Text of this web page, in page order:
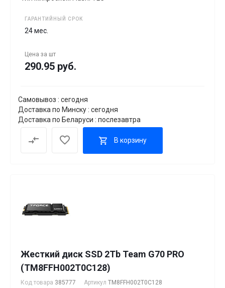
ГАРАНТИЙНЫЙ СРОК
24 мес.
Цена за шт
290.95 руб.
Самовывоз : сегодня
Доставка по Минску : сегодня
Доставка по Беларуси : послезавтра
В корзину
Жесткий диск SSD 2Tb Team G70 PRO
(TM8FFH002T0C128)
Код товара 385777 Артикул TM8FFH002T0C128